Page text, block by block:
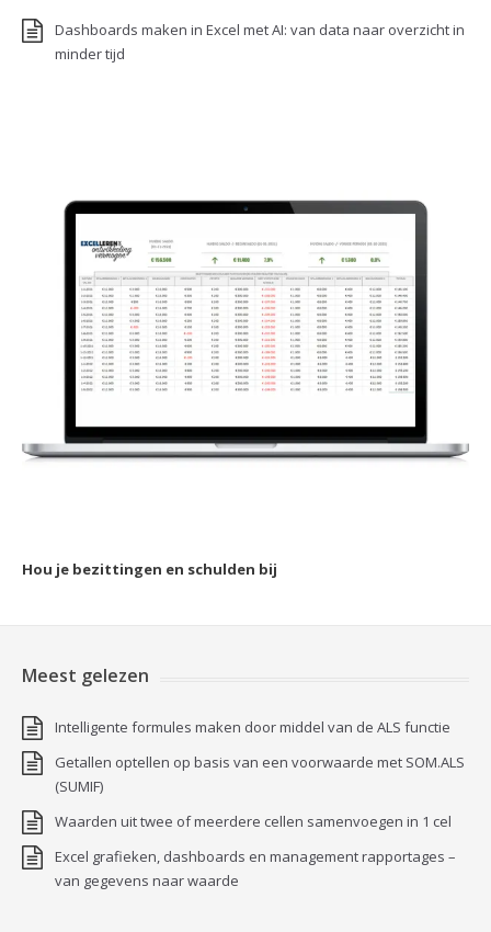
Dashboards maken in Excel met AI: van data naar overzicht in
minder tijd
Hou je bezittingen en schulden bij
Meest gelezen
Intelligente formules maken door middel van de ALS functie
Getallen optellen op basis van een voorwaarde met SOM.ALS
(SUMIF)
Waarden uit twee of meerdere cellen samenvoegen in 1 cel
Excel grafieken, dashboards en management rapportages –
van gegevens naar waarde